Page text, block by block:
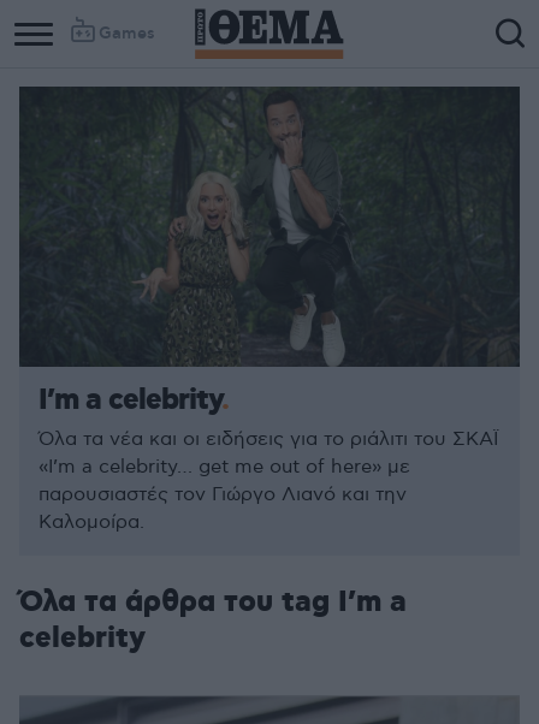
Games
I’m a celebrity
Όλα τα νέα και οι ειδήσεις για το ριάλιτι του ΣΚΑΪ
«I’m a celebrity… get me out of here» με
παρουσιαστές τον Γιώργο Λιανό και την
Καλομοίρα.
Όλα τα άρθρα του tag I’m a
celebrity